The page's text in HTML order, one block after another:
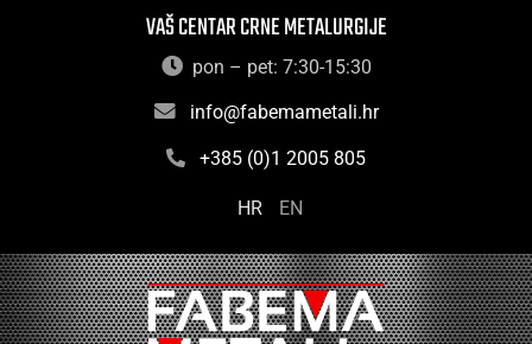
VAŠ CENTAR CRNE METALURGIJE
pon – pet: 7:30-15:30
info@fabemametali.hr
+385 (0)1 2005 805
HR EN